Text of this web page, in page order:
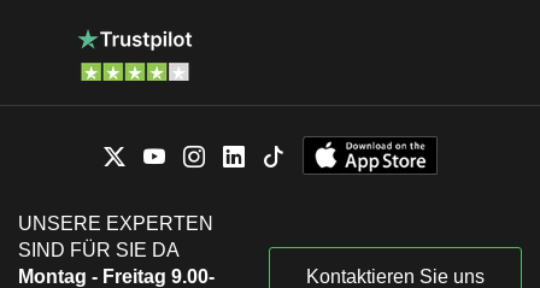
UNSERE EXPERTEN
SIND FÜR SIE DA
Montag - Freitag 9.00-
Kontaktieren Sie uns